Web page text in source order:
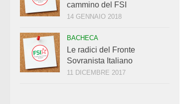
cammino del FSI
14 GENNAIO 2018
BACHECA
Le radici del Fronte
Sovranista Italiano
11 DICEMBRE 2017